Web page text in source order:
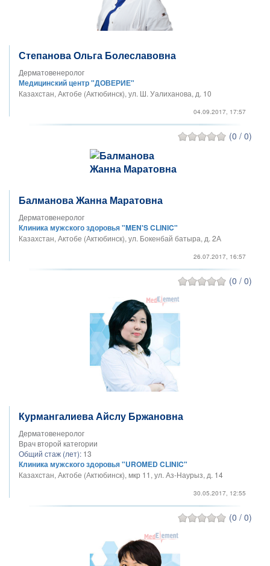
Степанова Ольга Болеславовна
Дерматовенеролог
Медицинский центр "ДОВЕРИЕ"
Казахстан, Актобе (Актюбинск), ул. Ш. Уалиханова, д. 10
04.09.2017, 17:57
(0 / 0)
Балманова Жанна Маратовна
Дерматовенеролог
Клиника мужского здоровья "MEN'S CLINIC"
Казахстан, Актобе (Актюбинск), ул. Бокенбай батыра, д. 2А
26.07.2017, 16:57
(0 / 0)
Курмангалиева Айслу Бржановна
Дерматовенеролог
Врач второй категории
Общий стаж (лет): 13
Клиника мужского здоровья "UROMED CLINIC"
Казахстан, Актобе (Актюбинск), мкр 11, ул. Аз-Наурыз, д. 14
30.05.2017, 12:55
(0 / 0)